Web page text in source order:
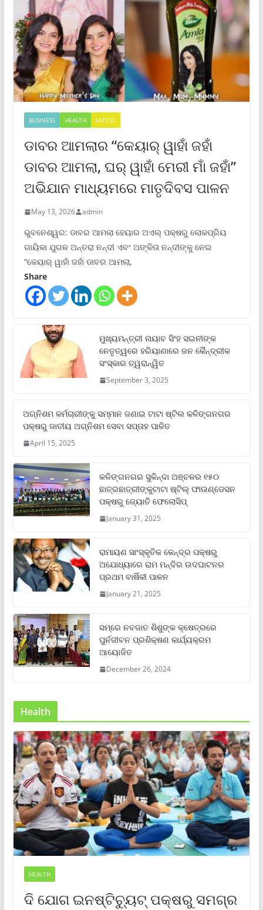
BUSINESS HEALTH LATEST
ଡାବର ଆମଲାର “କେୟାର୍ ୱାହାଁ ଜହାଁ
ଡାବର ଆମଲା, ଘର୍ ୱାହାଁ ମେରୀ ମାଁ ଜହାଁ”
ଅଭିଯାନ ମାଧ୍ୟମରେ ମାତୃଦିବସ ପାଳନ
May 13, 2026 admin
ଭୁବନେଶ୍ୱର: ଡାବର ଆମଲା ହେୟାର ଅଏଲ୍ ପକ୍ଷରୁ ଲୋକପ୍ରିୟ
ଗାୟିକା ଯୁଗଳ ଅନ୍ତରା ନନ୍ଦୀ ଏବଂ ଅଙ୍କିତା ନନ୍ଦୀଙ୍କୁ ନେଇ
“କେୟାର୍ ୱାହାଁ ଜହାଁ ଡାବର ଆମଲା,
Share
ମୁଖ୍ୟମନ୍ତ୍ରୀ ନାୟାବ ସିଂହ ସଇନୀଙ୍କ
ନେତୃତ୍ୱରେ ହରିୟାଣାରେ ଜନ କୈନ୍ଦ୍ରୀକ
ସଂସ୍କାର ତ୍ୱରାନ୍ୱିତ
September 3, 2025
ଅଗ୍ନିଶମ କର୍ମଚାରୀଙ୍କୁ ସମ୍ମାନ ଜଣାଇ ଟାଟା ଷ୍ଟିଲ କଳିଙ୍ଗନଗର
ପକ୍ଷରୁ ଜାତୀୟ ଅଗ୍ନିଶମ ସେବା ସପ୍ତାହ ପାଳିତ
April 15, 2025
କଳିଙ୍ଗନଗର ସୁକିନ୍ଦା ଅଞ୍ଚଳର ୧୫୦
ଛାତ୍ରଛାତ୍ରୀଙ୍କୁଟାଟା ଷ୍ଟିଲ୍ ଫାଉଣ୍ଡେସନ
ପକ୍ଷରୁ ଜ୍ୟୋତି ଫେଲୋସିପ୍‌
January 31, 2025
ରାମାୟଣ ସାଂସ୍କୃତିକ କେନ୍ଦ୍ର ପକ୍ଷରୁ
ଅଯୋଧ୍ୟାରେ ରାମ ମନ୍ଦିର ଉଦଘାଟନର
ପ୍ରଥମ ବାର୍ଷିକୀ ପାଳନ
January 21, 2025
ସମ୍‌ରେ ନବଜାତ ଶିଶୁଙ୍କ କ୍ଷେତ୍ରରେ
ପୁର୍ନଜୀବନ ପ୍ରଶିକ୍ଷଣ କାର୍ଯ୍ୟକ୍ରମ
ଆୟୋଜିତ
December 26, 2024
Health
HEALTH
ଦି ଯୋଗ ଇନଷ୍ଟିଚ୍ୟୁଟ୍ ପକ୍ଷରୁ ସମଗ୍ର